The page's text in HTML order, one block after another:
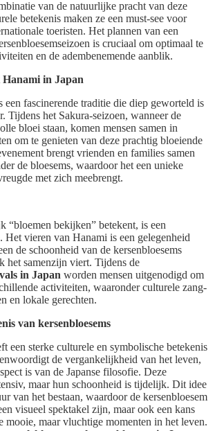
van de natuurlijke pracht van deze
betekenis maken ze een must-see voor
toeristen. Het plannen van een
is cruciaal om optimaal te
en de adembenemende aanblik.
in Japan
een fascinerende traditie die diep geworteld is
Tijdens het Sakura-seizoen, wanneer de
bloei staan, komen mensen samen in
om te genieten van deze prachtig bloeiende
brengt vrienden en families samen
de bloesems, waardoor het een unieke
met zich meebrengt.
“bloemen bekijken” betekent, is een
Het vieren van Hanami is een gelegenheid
de schoonheid van de kersenbloesems
het samenzijn viert. Tijdens de
in Japan worden mensen uitgenodigd om
activiteiten, waaronder culturele zang-
en lokale gerechten.
van kersenbloesems
een sterke culturele en symbolische betekenis
de vergankelijkheid van het leven,
is van de Japanse filosofie. Deze
maar hun schoonheid is tijdelijk. Dit idee
van het bestaan, waardoor de kersenbloesem
visueel spektakel zijn, maar ook een kans
mooie, maar vluchtige momenten in het leven.